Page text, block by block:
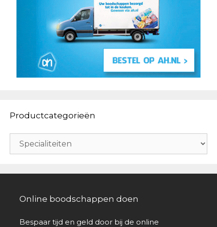
Productcategorieën
Online boodschappen doen
Bespaar tijd en geld door bij de online